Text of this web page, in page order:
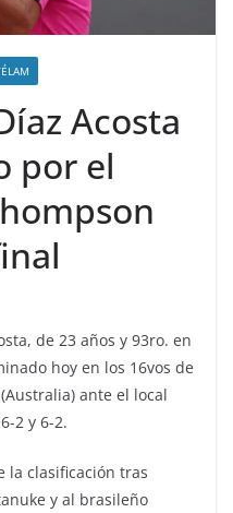
Acosta
por el
de 23 años y 93ro. en
hoy en los 16vos de
ante el local
2 y 6-2.
la clasificación tras
y al brasileño